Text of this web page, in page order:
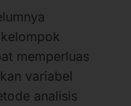
memperluas
variabel
analisis